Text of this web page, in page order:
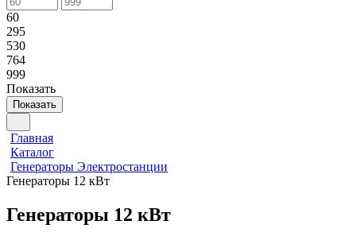
60
295
530
764
999
Показать
Показать
Главная
Каталог
Генераторы Электростанции
Генераторы 12 кВт
Генераторы 12 кВт